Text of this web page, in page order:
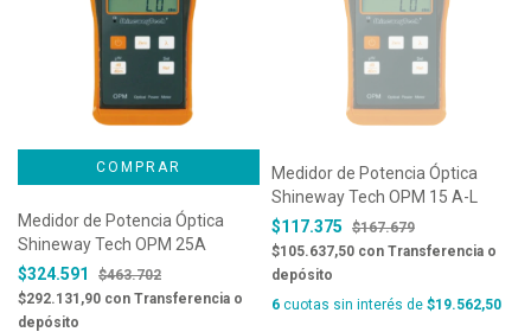
Medidor de Potencia Óptica
Shineway Tech OPM 25A
$324.591
$463.702
$292.131,90 con Transferencia o
depósito
Medidor de Potencia Óptica
Shineway Tech OPM 15 A-L
$117.375
$167.679
$105.637,50 con Transferencia o
depósito
6 cuotas sin interés de $19.562,50